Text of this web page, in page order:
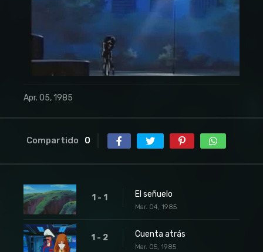
Apr. 05, 1985
Compartido 0
1 - 1 El señuelo
Mar. 04, 1985
1 - 2 Cuenta atrás
Mar. 05, 1985